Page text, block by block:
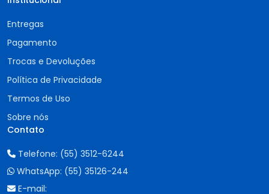
Entregas
Pagamento
Trocas e Devoluções
Política de Privacidade
Termos de Uso
Sobre nós
Contato
Telefone: (55) 3512-6244
WhatsApp: (55) 35126-244
E-mail: